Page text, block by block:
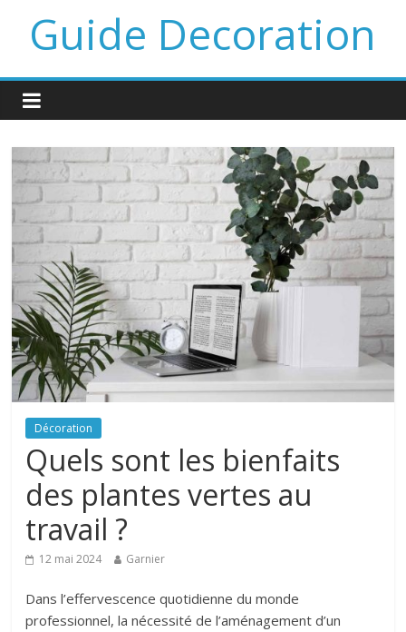
Guide Decoration
Décoration
Quels sont les bienfaits
des plantes vertes au
travail ?
12 mai 2024 Garnier
Dans l’effervescence quotidienne du monde
professionnel, la nécessité de l’aménagement d’un